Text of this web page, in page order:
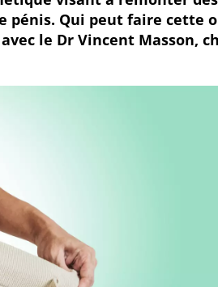
Qui peut faire cette
le Dr Vincent Masson,